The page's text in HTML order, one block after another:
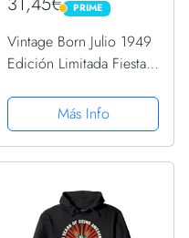
PRIME
PRIME
Vintage Born Julio 1949
Edición Limitada Fiesta
Sudadera con Capucha
Más Info